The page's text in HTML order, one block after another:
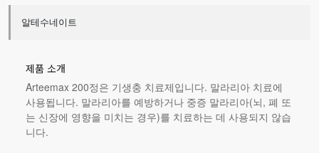
알테수네이트
제품 소개
Arteemax 200정은 기생충 치료제입니다. 말라리아 치료에
사용됩니다. 말라리아를 예방하거나 중증 말라리아(뇌, 폐 또
는 신장에 영향을 미치는 경우)를 치료하는 데 사용되지 않습
니다.